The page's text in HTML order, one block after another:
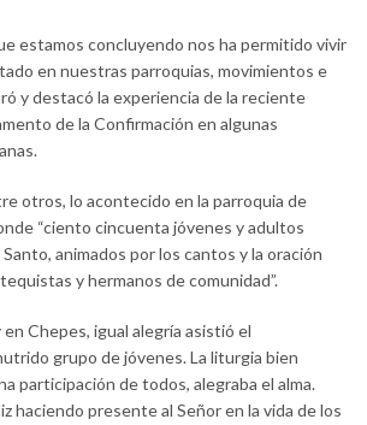
estamos concluyendo nos ha permitido vivir
en nuestras parroquias, movimientos e
y destacó la experiencia de la reciente
de la Confirmación en algunas
otros, lo acontecido en la parroquia de
“ciento cincuenta jóvenes y adultos
animados por los cantos y la oración
y hermanos de comunidad”.
Chepes, igual alegría asistió el
grupo de jóvenes. La liturgia bien
participación de todos, alegraba el alma.
haciendo presente al Señor en la vida de los